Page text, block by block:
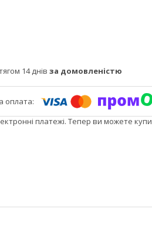
14 днів за домовленістю
платежі. Тепер ви можете